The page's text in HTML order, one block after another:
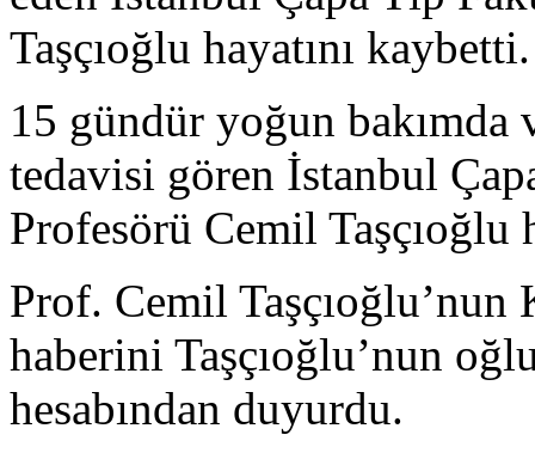
Taşçıoğlu hayatını kaybetti.
15 gündür yoğun bakımda
tedavisi gören İstanbul
Profesörü Cemil Taşçıoğlu
Prof. Cemil
haberini Taşçıoğlu’nun
hesabından duyurdu.